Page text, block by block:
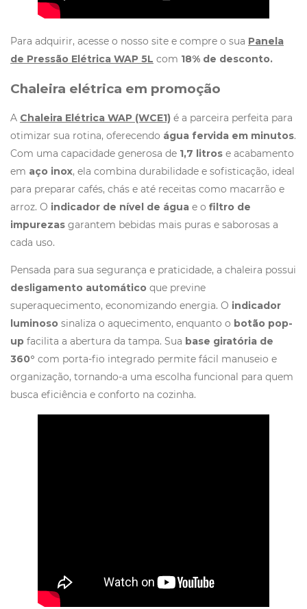
Para adquirir, acesse o nosso site e compre o sua Panela
de Pressão Elétrica WAP 5L com 18% de desconto.
Chaleira elétrica em promoção
A Chaleira Elétrica WAP (WCE1) é a parceira perfeita para
otimizar sua rotina, oferecendo água fervida em minutos.
Com uma capacidade generosa de 1,7 litros e acabamento
em aço inox, ela combina durabilidade e sofisticação, ideal
para preparar cafés, chás e até receitas como macarrão e
arroz. O indicador de nível de água e o filtro de
impurezas garantem bebidas mais puras e saborosas a
cada uso.
Pensada para sua segurança e praticidade, a chaleira possui
desligamento automático que previne
superaquecimento, economizando energia. O indicador
luminoso sinaliza o aquecimento, enquanto o botão pop-
up facilita a abertura da tampa. Sua base giratória de
360° com porta-fio integrado permite fácil manuseio e
organização, tornando-a uma escolha funcional para quem
busca eficiência e conforto na cozinha.